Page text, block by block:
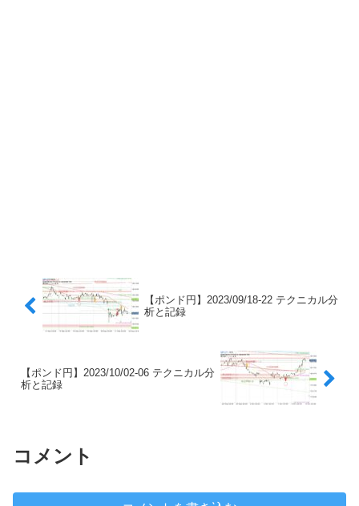
【ポンド円】2023/09/18-22 テクニカル分
析と記録
【ポンド円】2023/10/02-06 テクニカル分
析と記録
コメント